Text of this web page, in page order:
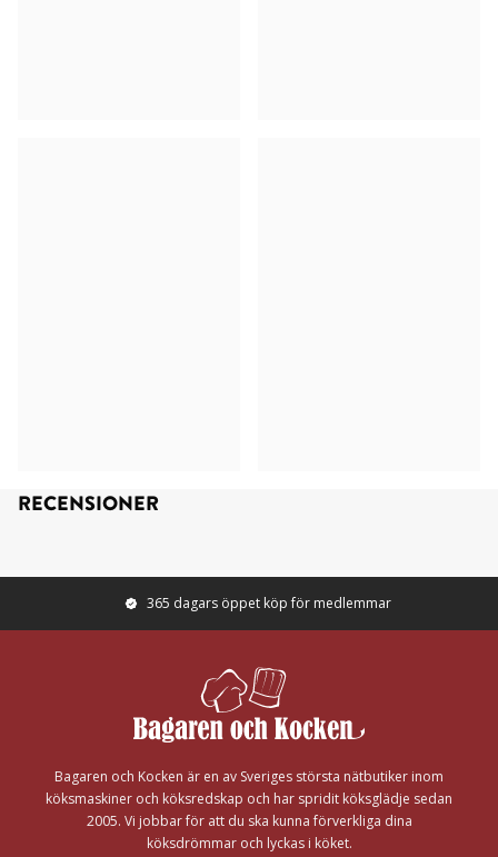
RECENSIONER
365 dagars öppet köp för medlemmar
Bagaren och Kocken är en av Sveriges största nätbutiker inom
köksmaskiner och köksredskap och har spridit köksglädje sedan
2005. Vi jobbar för att du ska kunna förverkliga dina
köksdrömmar och lyckas i köket.